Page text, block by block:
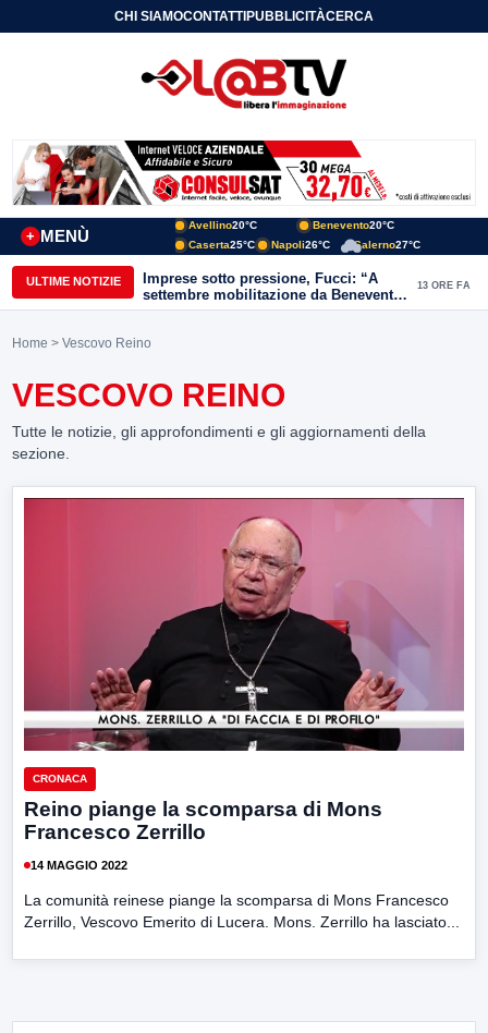
CHI SIAMOCONTATTIPUBBLICITÀCERCA
MENÙ
+
Avellino20°C Benevento20°C
Caserta25°C Napoli26°C Salerno27°C
ULTIME NOTIZIE
Imprese sotto pressione, Fucci: “A
settembre mobilitazione da Benevento
e Avellino”
13 ORE FA
Home > Vescovo Reino
VESCOVO REINO
Tutte le notizie, gli approfondimenti e gli aggiornamenti della
sezione.
CRONACA
Reino piange la scomparsa di Mons
Francesco Zerrillo
14 MAGGIO 2022
La comunità reinese piange la scomparsa di Mons Francesco
Zerrillo, Vescovo Emerito di Lucera. Mons. Zerrillo ha lasciato...